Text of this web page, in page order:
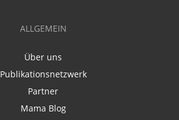
ALLGEMEIN
Über uns
Publikationsnetzwerk
Partner
Mama Blog